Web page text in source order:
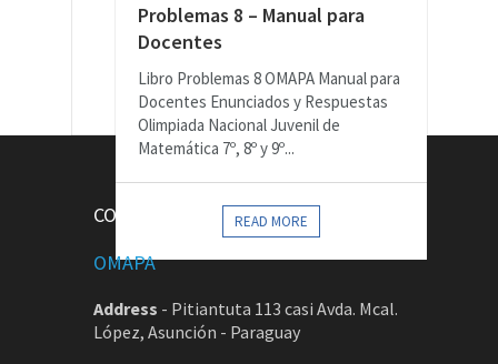
Problemas 8 – Manual para
Docentes
Libro Problemas 8 OMAPA Manual para
Docentes Enunciados y Respuestas
Olimpiada Nacional Juvenil de
Matemática 7º, 8º y 9º...
READ MORE
CONTACTOS
OMAPA
Address - Pitiantuta 113 casi Avda. Mcal.
López, Asunción - Paraguay